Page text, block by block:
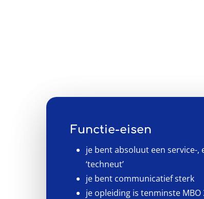
Functie-eisen
je bent absoluut een service-,
‘techneut’
je bent communicatief sterk
je opleiding is tenminste